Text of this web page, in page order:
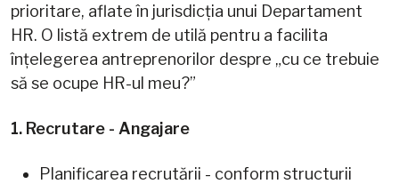
prioritare, aflate în jurisdicția unui Departament
HR. O listă extrem de utilă pentru a facilita
înțelegerea antreprenorilor despre „cu ce trebuie
să se ocupe HR-ul meu?”
1. Recrutare - Angajare
Planificarea recrutării - conform structurii